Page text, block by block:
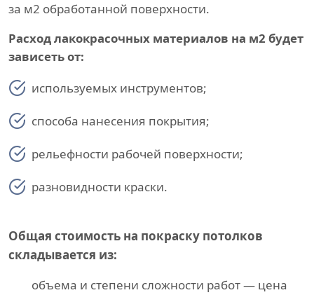
за м2 обработанной поверхности.
Расход лакокрасочных материалов на м2 будет
зависеть от:
используемых инструментов;
способа нанесения покрытия;
рельефности рабочей поверхности;
разновидности краски.
Общая стоимость на покраску потолков
складывается из:
объема и степени сложности работ — цена